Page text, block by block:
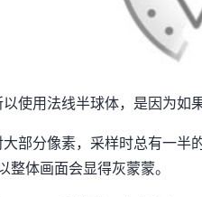
使用法线半球体，是因为如
大部分像素，采样时总有一半
整体画面会显得灰蒙蒙。